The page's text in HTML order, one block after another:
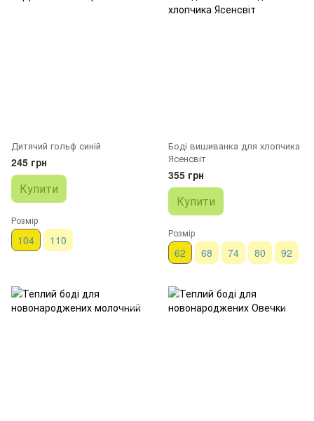
Дитячий гольф синій
245 грн
Купити
Розмір
104 110
Боді вишиванка для хлопчика
Ясенсвіт
355 грн
Купити
Розмір
62 68 74 80 92